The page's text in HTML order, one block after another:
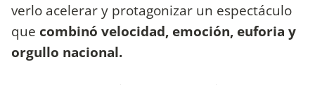
verlo acelerar y protagonizar un espectáculo
que combinó velocidad, emoción, euforia y
orgullo nacional.